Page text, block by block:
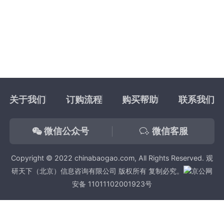
关于我们 订购流程 购买帮助 联系我们
微信公众号 微信客服
Copyright © 2022 chinabaogao.com, All Rights Reserved. 观
研天下（北京）信息咨询有限公司 版权所有 复制必究。
京公网
安备 11011102001923号